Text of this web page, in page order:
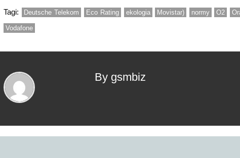
Tagi: Deutsche Telekom Eco Rating ekologia Movistar) normy O2
Vodafone
By gsmbiz